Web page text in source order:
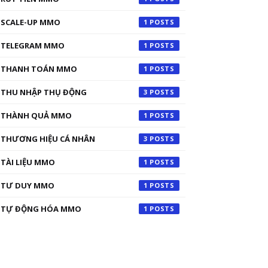
SCALE-UP MMO 1
TELEGRAM MMO 1
THANH TOÁN MMO 1
THU NHẬP THỤ ĐỘNG 3
THÀNH QUẢ MMO 1
THƯƠNG HIỆU CÁ NHÂN 3
TÀI LIỆU MMO 1
TƯ DUY MMO 1
TỰ ĐỘNG HÓA MMO 1